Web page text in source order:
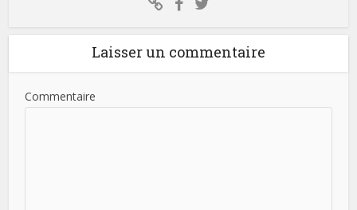
Laisser un commentaire
Commentaire